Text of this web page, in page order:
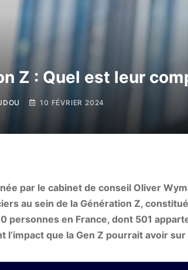
Z : Quel est leur
10 FÉVRIER 2024
par le cabinet de conseil Oliver
au sein de la Génération Z,
personnes en France, dont 501
l’impact que la Gen Z pourrait avoir